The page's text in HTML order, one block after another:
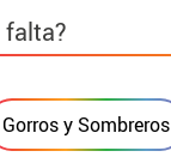
falta?
Gorros y Sombreros